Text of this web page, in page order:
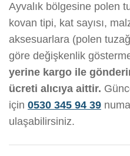
Ayvalık bölgesine polen
kovan tipi, kat sayısı,
aksesuarlara (polen
göre değişkenlik
yerine kargo ile
ücreti alıcıya aittir.
için 0530 345 94 39
ulaşabilirsiniz.